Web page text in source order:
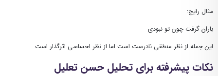
مثال رایج:
باران گرفت چون تو نبودی
این جمله از نظر منطقی نادرست است اما از نظر احساسی اثرگذار است.
نکات پیشرفته برای تحلیل حسن تعلیل